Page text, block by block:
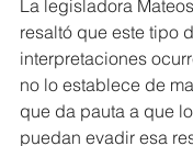
La legisladora
resaltó que este tipo
interpretaciones
no lo establece de
que da pauta a que
puedan evadir esa